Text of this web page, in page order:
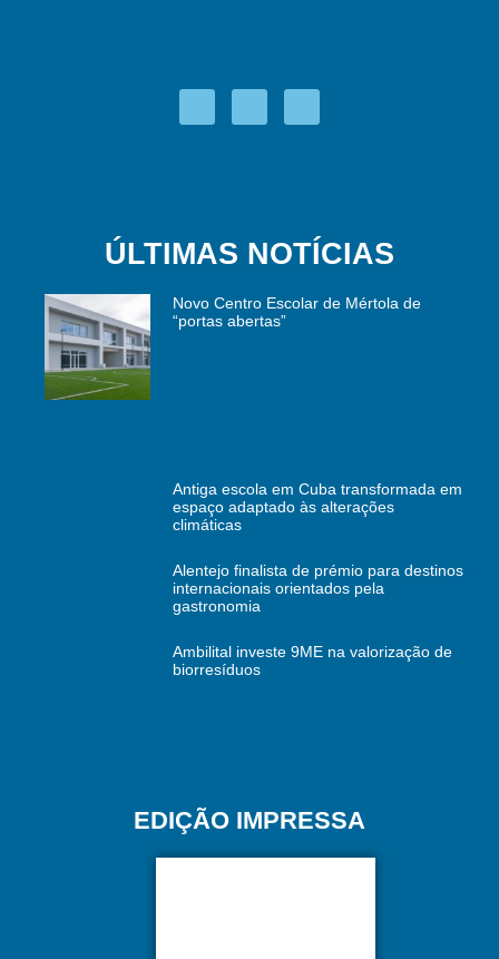
ÚLTIMAS NOTÍCIAS
Novo Centro Escolar de Mértola de
“portas abertas”
Antiga escola em Cuba transformada em
espaço adaptado às alterações
climáticas
Alentejo finalista de prémio para destinos
internacionais orientados pela
gastronomia
Ambilital investe 9ME na valorização de
biorresíduos
EDIÇÃO IMPRESSA